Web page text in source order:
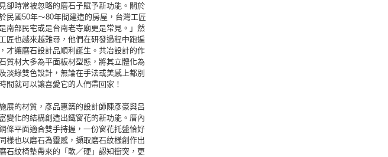
卻時常被忽略的磨石子賦予新功能。關於
民國50年～80年間建造的房屋，台灣工匠
南部民宅或是台南老寺廟更是常見。」然
匠也越來越難尋，他們在研發過程中跑遍
才讓磨石設計品順利誕生。共冶設計的作
質材大多為平面板材型態，將其立體化為
淡綠雙色設計，無論在手法或美感上都別
間就可以讓喜愛它的人們帶回家！
展的材質，彥品惠築的設計師陳彥豪與呂
變化的結構創造出鐵窗花的新功能。厝內
條平面適合雙手持握，一份窗花托盤恰好
樣也以磨石為靈感，擷取磨石紋樣創作出
石紋椅墊帶來的「軟／硬」認知衝突，更